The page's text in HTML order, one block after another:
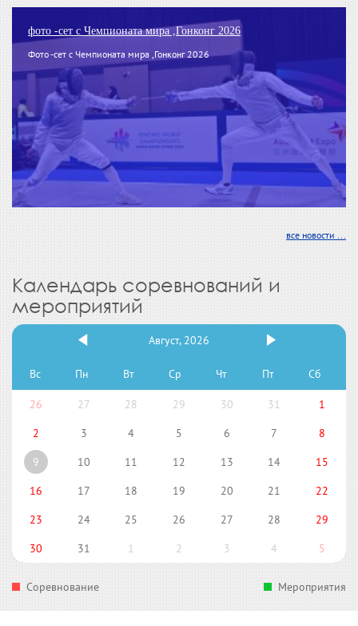
фото -сет с Чемпионата мира ,Гонконг 2026
Фото -сет с Чемпионата мира ,Гонконг 2026
все новости ...
Календарь соревнований и
мероприятий
Август, 2026
Вс Пн Вт Ср Чт Пт Сб
26 27 28 29 30 31
1
2
3 4 5 6 7
8
9
10 11 12 13 14
15
16
17 18 19 20 21
22
23
24 25 26 27 28
29
30
31 1 2 3 4 5
Соревнование Мероприятия